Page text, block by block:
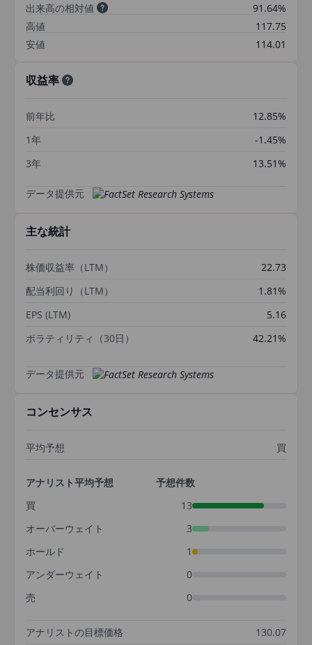
出来高の相対値
91.64%
高値
117.75
安値
114.01
収益率
前年比
12.85%
1年
-1.45%
3年
13.51%
データ提供元
主な統計
株価収益率（LTM）
22.73
配当利回り（LTM）
1.81%
EPS (LTM)
5.16
ボラティリティ（30日）
42.21%
データ提供元
コンセンサス
平均予想 買
アナリスト平均予想
予想件数
買
13
オーバーウェイト
3
ホールド
1
アンダーウェイト
0
売
0
アナリストの目標価格 130.07